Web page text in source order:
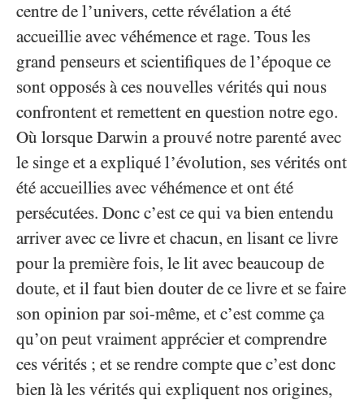
centre de l’univers, cette révélation a été
accueillie avec véhémence et rage. Tous les
grand penseurs et scientifiques de l’époque ce
sont opposés à ces nouvelles vérités qui nous
confrontent et remettent en question notre ego.
Où lorsque Darwin a prouvé notre parenté avec
le singe et a expliqué l’évolution, ses vérités ont
été accueillies avec véhémence et ont été
persécutées. Donc c’est ce qui va bien entendu
arriver avec ce livre et chacun, en lisant ce livre
pour la première fois, le lit avec beaucoup de
doute, et il faut bien douter de ce livre et se faire
son opinion par soi-même, et c’est comme ça
qu’on peut vraiment apprécier et comprendre
ces vérités ; et se rendre compte que c’est donc
bien là les vérités qui expliquent nos origines,